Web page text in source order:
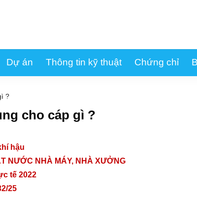
Dự án Thông tin kỹ thuật Chứng chỉ
?
cho cáp gì ?
hậu
NƯỚC NHÀ MÁY, NHÀ XƯỞNG
tế 2022
25